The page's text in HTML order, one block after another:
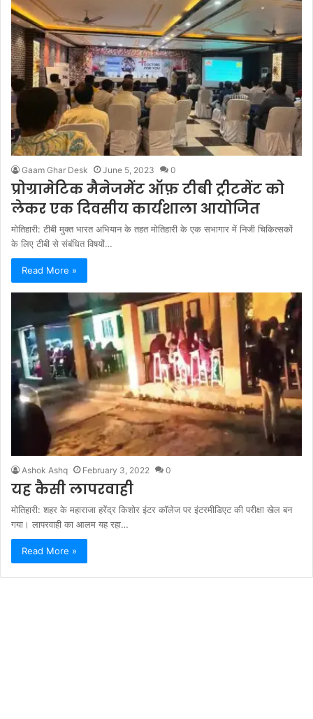
Gaam Ghar Desk June 5, 2023 0
प्रोग्रामेटिक मैनेजमेंट ऑफ़ टीबी ट्रीटमेंट को
लेकर एक दिवसीय कार्यशाला आयोजित
मोतिहारी: टीबी मुक्त भारत अभियान के तहत मोतिहारी के एक सभागार में निजी चिकित्सकों
के लिए टीबी से संबंधित विषयों…
Read More »
Ashok Ashq February 3, 2022 0
यह कैसी लापरवाही
मोतिहारी: शहर के महाराजा हरेंद्र किशोर इंटर कॉलेज पर इंटरमीडिएट की परीक्षा खेल बन
गया। लापरवाही का आलम यह रहा…
Read More »